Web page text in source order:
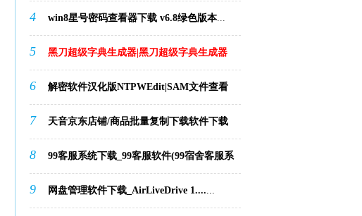
v6......
4 win8星号密码查看器下载 v6.8绿色版本...
5 黑刀超级字典生成器|黑刀超级字典生成器
下载 v4......
6 解密软件汉化版NTPWEdit|SAM文件查看
器......
7 天音京东店铺/商品批量复制下载软件下载
1.1......
8 99客服系统下载_99客服软件(99宿舍客服系
统......
9 网盘管理软件下载_AirLiveDrive 1.......